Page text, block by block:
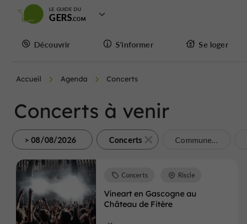
LE GUIDE DU
GERS
Découvrir S'informer Se loger
Accueil Agenda Concerts
Concerts à venir
> 08/08/2026 Concerts Commune...
Vineart en Gascogne au
Château de Fitère
Concerts Riscle